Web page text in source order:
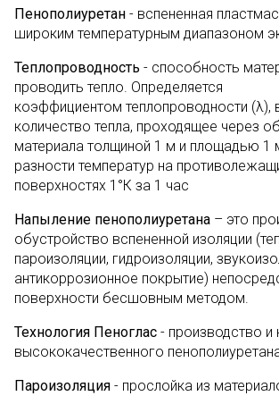
Пенополиуретан - вспененная
широким температурным диапазоном
Теплопроводность - способность
проводить тепло. Определяется
коэффициентом теплопроводности
количество тепла, проходящее через
материала толщиной 1 м и площадью 1
разности температур на
поверхностях 1°К за 1 час
Напыление пенополиуретана – это
обустройство вспененной изоляции
пароизоляции, гидроизоляции,
антикоррозионное покрытие)
поверхности бесшовным методом.
Технология Пеноглас - производство и
высококачественного
Пароизоляция - прослойка из